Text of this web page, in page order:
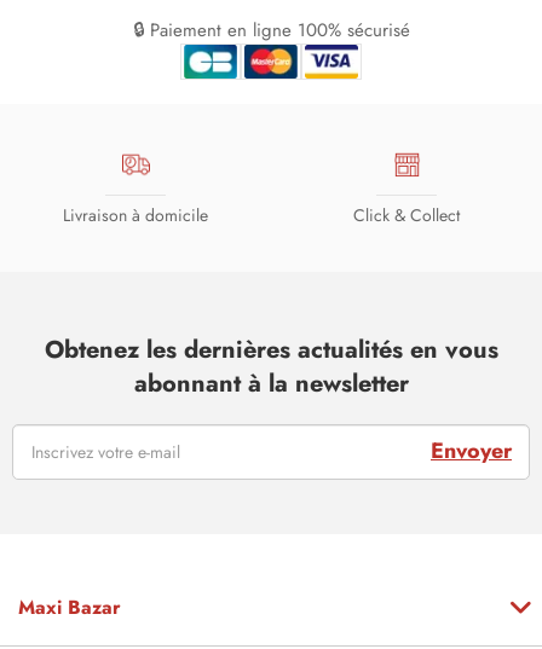
🔒 Paiement en ligne 100% sécurisé
Livraison à domicile Click & Collect
Obtenez les dernières actualités en vous
abonnant à la newsletter
Envoyer
Maxi Bazar